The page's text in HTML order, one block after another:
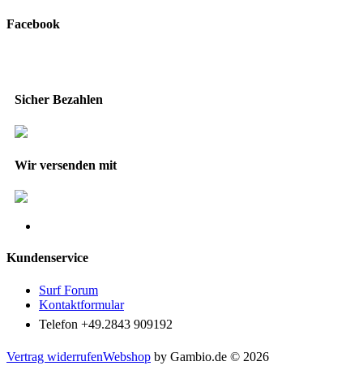
Facebook
Sicher Bezahlen
Wir versenden mit
Kundenservice
Surf Forum
Kontaktformular
Telefon +49.2843 909192
Vertrag widerrufenWebshop by Gambio.de © 2026